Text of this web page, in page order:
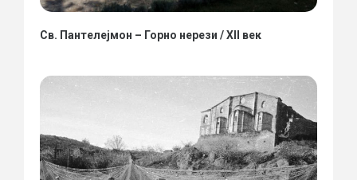
Св. Пантелејмон – Горно нерези / XII век